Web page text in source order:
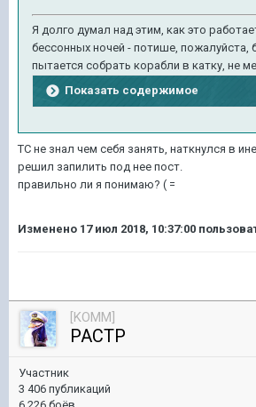
Я долго думал над этим, как это
бессонных ночей - потише, пожалуйста,
пытается собрать корабли в катку, не
Показать содержимое
ТС не знал чем себя занять, наткнулся в
решил запилить под нее пост.
правильно ли я понимаю? ( =
Изменено 17 июл 2018, 10:37:00
[KOMM]
PACTP
Участник
3 406 публикаций